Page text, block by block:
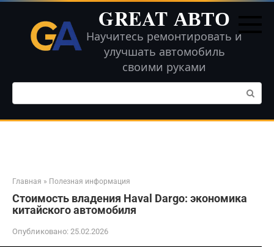
Перейти
контенту
GREAT АВТО
Научитесь ремонтировать и
улучшать автомобиль
своими руками
Поиск:
Главная » Полезная информация
Стоимость владения Haval Dargo: экономика
китайского автомобиля
Опубликовано: 25.02.2026